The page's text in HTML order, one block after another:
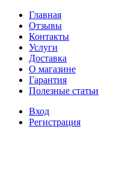
Главная
Отзывы
Контакты
Услуги
Доставка
О магазине
Гарантия
Полезные статьи
Вход
Регистрация